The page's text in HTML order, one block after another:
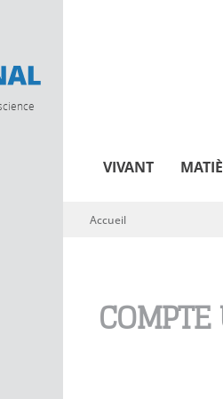
VIVANT
Vous êtes ici
Accueil